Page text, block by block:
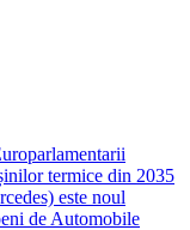
termice din 2035
este noul
de Automobile